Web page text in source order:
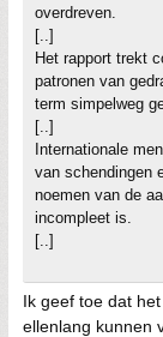
overdreven.
[..]
Het rapport trekt
patronen van
term simpelweg
[..]
Internationale
van schendingen
noemen van de
incompleet is.
[..]
Ik geef toe dat
ellenlang kunnen